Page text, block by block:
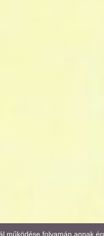
működése folyamán annak